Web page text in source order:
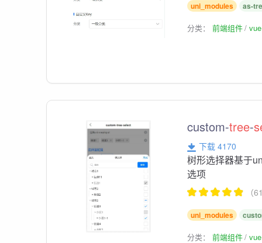
uni_modules as-
分类：前端组件
custom-tree-
下载 4170
树形选择器基于
选项
（
uni_modules
分类：前端组件